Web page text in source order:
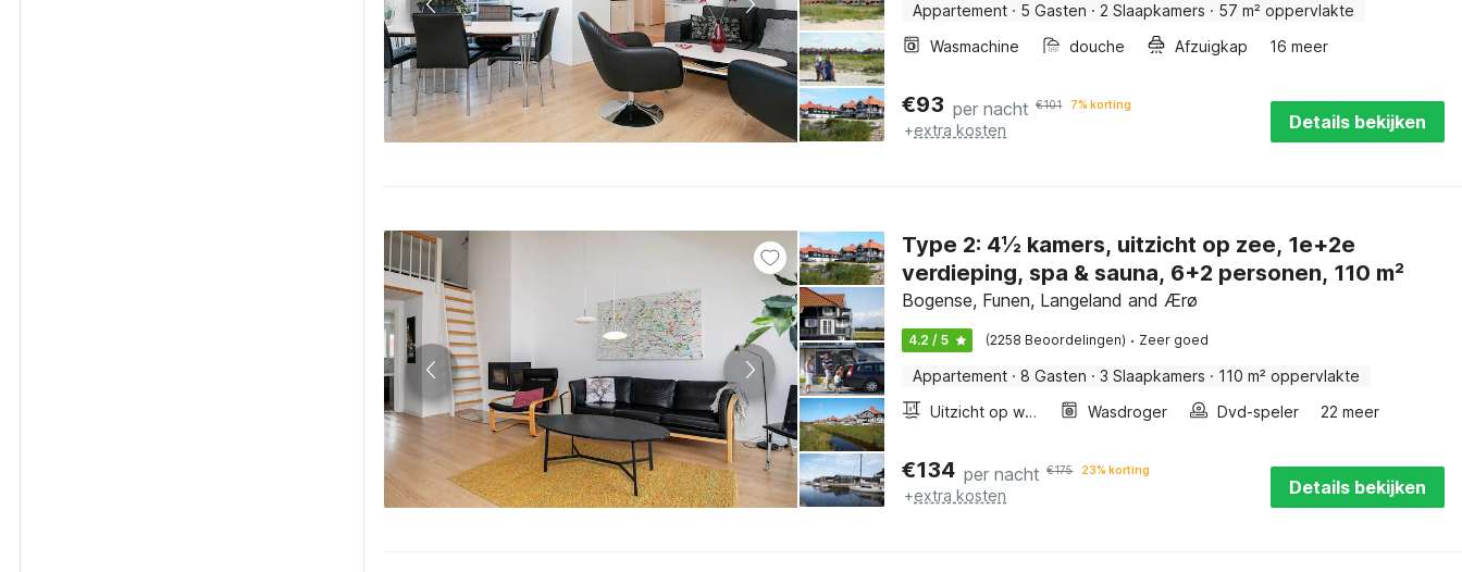
Appartement · 5 Gasten · 2 Slaapkamers · 57 m² oppervlakte
Wasmachine
douche Afzuigkap 16 meer
€93 per nacht €101 7% korting
+extra kosten Details bekijken
Type 2: 4½ kamers, uitzicht op zee, 1e+2e
verdieping, spa & sauna, 6+2 personen, 110 m²
Bogense, Funen, Langeland and Ærø
4.2 / 5 (2258 Beoordelingen) · Zeer goed
Appartement · 8 Gasten · 3 Slaapkamers · 110 m² oppervlakte
Uitzicht op water
Wasdroger Dvd-speler 22 meer
€134 per nacht €175 23% korting
+extra kosten Details bekijken